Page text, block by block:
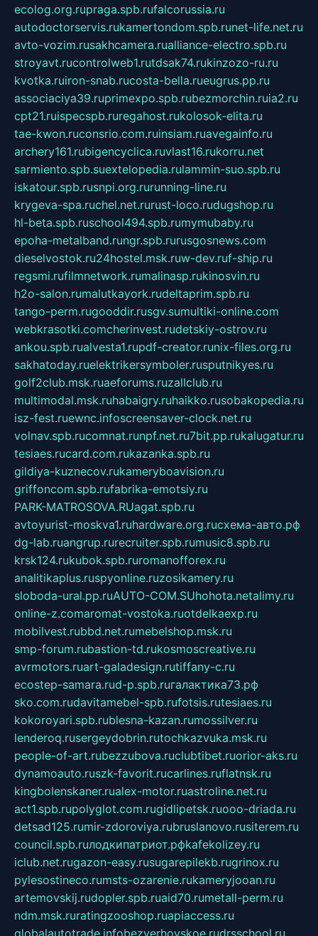
ecolog.org.rupraga.spb.rufalcorussia.ru
autodoctorservis.rukamertondom.spb.runet-life.net.ru
avto-vozim.rusakhcamera.rualliance-electro.spb.ru
stroyavt.rucontrolweb1.rutdsak74.rukinzozo-ru.ru
kvotka.ruiron-snab.rucosta-bella.rueugrus.pp.ru
associaciya39.ruprimexpo.spb.rubezmorchin.ruia2.ru
cpt21.ruispecspb.ruregahost.rukolosok-elita.ru
tae-kwon.ruconsrio.com.ruinsiam.ruavegainfo.ru
archery161.rubigencyclica.ruvlast16.rukorru.net
sarmiento.spb.suextelopedia.rulammin-suo.spb.ru
iskatour.spb.rusnpi.org.rurunning-line.ru
krygeva-spa.ruchel.net.rurust-loco.rudugshop.ru
hl-beta.spb.ruschool494.spb.rumymubaby.ru
epoha-metalband.rungr.spb.rurusgosnews.com
dieselvostok.ru24hostel.msk.ruw-dev.ruf-ship.ru
regsmi.rufilmnetwork.rumalinasp.rukinosvin.ru
h2o-salon.rumalutkayork.rudeltaprim.spb.ru
tango-perm.rugooddir.rusgv.sumultiki-online.com
webkrasotki.comcherinvest.rudetskiy-ostrov.ru
ankou.spb.rualvesta1.rupdf-creator.runix-files.org.ru
sakhatoday.ruelektrikersymboler.rusputnikyes.ru
golf2club.msk.ruaeforums.ruzallclub.ru
multimodal.msk.ruhabaigry.ruhaikko.rusobakopedia.ru
isz-fest.ruewnc.infoscreensaver-clock.net.ru
volnav.spb.rucomnat.runpf.net.ru7bit.pp.rukalugatur.ru
tesiaes.rucard.com.rukazanka.spb.ru
gildiya-kuznecov.rukameryboavision.ru
griffoncom.spb.rufabrika-emotsiy.ru
PARK-MATROSOVA.RUagat.spb.ru
avtoyurist-moskva1.ruhardware.org.ruсхема-авто.рф
dg-lab.ruangrup.rurecruiter.spb.rumusic8.spb.ru
krsk124.rukubok.spb.ruromanofforex.ru
analitikaplus.ruspyonline.ruzosikamery.ru
sloboda-ural.pp.ruAUTO-COM.SUhohota.netalimy.ru
online-z.comaromat-vostoka.ruotdelkaexp.ru
mobilvest.rubbd.net.rumebelshop.msk.ru
smp-forum.rubastion-td.rukosmoscreative.ru
avrmotors.ruart-galadesign.rutiffany-c.ru
ecostep-samara.rud-p.spb.ruгалактика73.рф
sko.com.rudavitamebel-spb.rufotsis.rutesiaes.ru
kokoroyari.spb.rublesna-kazan.rumossilver.ru
lenderoq.rusergeydobrin.rutochkazvuka.msk.ru
people-of-art.rubezzubova.ruclubtibet.ruorior-aks.ru
dynamoauto.ruszk-favorit.rucarlines.ruflatnsk.ru
kingbolenskaner.rualex-motor.ruastroline.net.ru
act1.spb.rupolyglot.com.rugidlipetsk.ruooo-driada.ru
detsad125.rumir-zdoroviya.rubruslanovo.rusiterem.ru
council.spb.ruлодкипатриот.рфkafekolizey.ru
iclub.net.rugazon-easy.rusugarepilekb.rugrinox.ru
pylesostineco.rumsts-ozarenie.rukameryjooan.ru
artemovskij.rudopler.spb.ruaid70.rumetall-perm.ru
ndm.msk.ruratingzooshop.ruapiaccess.ru